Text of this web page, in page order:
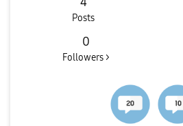
Posts
0
Followers >